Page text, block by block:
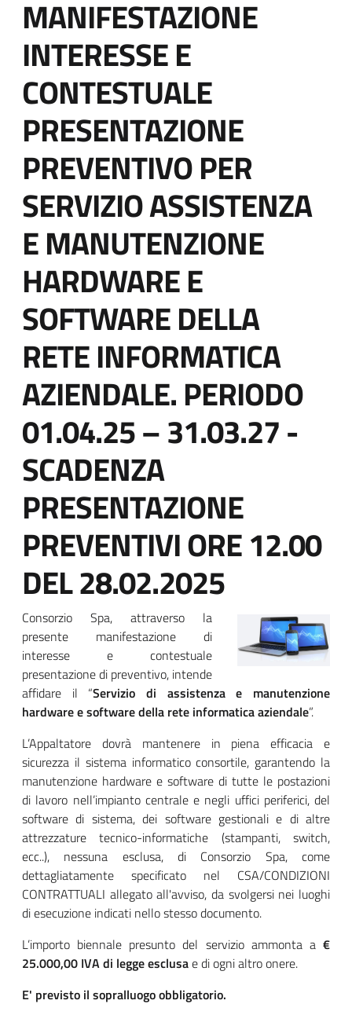
it-
block-
italiagov-
page-
title
MANIFESTAZIONE
INTERESSE E
CONTESTUALE
PRESENTAZIONE
PREVENTIVO PER
SERVIZIO ASSISTENZA
E MANUTENZIONE
HARDWARE E
SOFTWARE DELLA
RETE INFORMATICA
AZIENDALE. PERIODO
01.04.25 – 31.03.27 -
SCADENZA
PRESENTAZIONE
PREVENTIVI ORE 12.00
DEL 28.02.2025
Block
it-
block-
italiagov-
content
Consorzio Spa, attraverso la
presente manifestazione di
interesse e contestuale
presentazione di preventivo, intende
affidare il “Servizio di assistenza e manutenzione
hardware e software della rete informatica aziendale”.
L’Appaltatore dovrà mantenere in piena efficacia e
sicurezza il sistema informatico consortile, garantendo la
manutenzione hardware e software di tutte le postazioni
di lavoro nell’impianto centrale e negli uffici periferici, del
software di sistema, dei software gestionali e di altre
attrezzature tecnico-informatiche (stampanti, switch,
ecc..), nessuna esclusa, di Consorzio Spa, come
dettagliatamente specificato nel CSA/CONDIZIONI
CONTRATTUALI allegato all'avviso, da svolgersi nei luoghi
di esecuzione indicati nello stesso documento.
L’importo biennale presunto del servizio ammonta a €
25.000,00 IVA di legge esclusae di ogni altro onere.
E' previsto il sopralluogo obbligatorio.